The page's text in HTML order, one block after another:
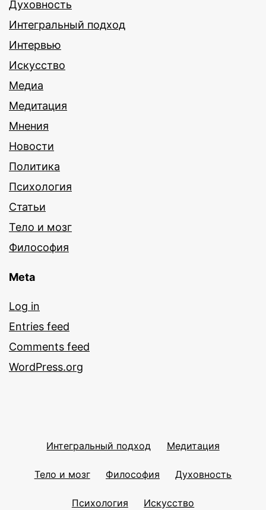
Духовность
Интегральный подход
Интервью
Искусство
Медиа
Медитация
Мнения
Новости
Политика
Психология
Статьи
Тело и мозг
Философия
Meta
Log in
Entries feed
Comments feed
WordPress.org
Интегральный подход Медитация
Тело и мозг Философия Духовность
Психология Искусство